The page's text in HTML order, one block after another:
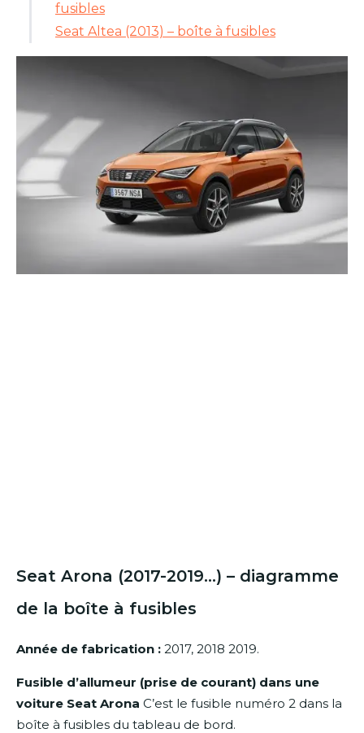
fusibles
Seat Altea (2013) – boîte à fusibles
Seat Arona (2017-2019…) – diagramme
de la boîte à fusibles
Année de fabrication : 2017, 2018 2019.
Fusible d’allumeur (prise de courant) dans une
voiture Seat Arona C’est le fusible numéro 2 dans la
boîte à fusibles du tableau de bord.